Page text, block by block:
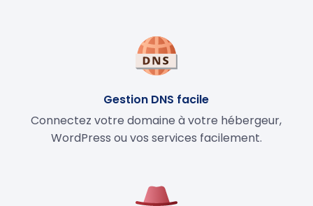
Gestion DNS facile
Connectez votre domaine à votre hébergeur,
WordPress ou vos services facilement.